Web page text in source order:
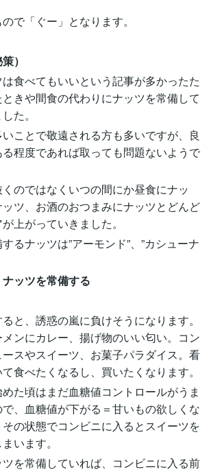
で「ぐー」となります。
）
食べてもいいという記事が多かったた
きや間食の代わりにナッツを常備して
た。
ことで敬遠される方も多いですが、良
程度であれば取っても問題ないようで
のではなくいつの間にか昼食にナッ
ツ、お酒のおつまみにナッツとどんど
上がっていきました。
るナッツは”アーモンド”、”カシューナ
ツを常備する
と、誘惑の嵐に負けそうになります。
ンにカレー、揚げ物のいい匂い。コン
スやスイーツ、お菓子パラダイス。看
食べたくなるし、買いたくなります。
た頃はまだ血糖値コントロールがうま
、血糖値が下がる＝甘いもの欲しくな
の状態でコンビニに入るとスイーツを
います。
を常備していれば、コンビニに入る前